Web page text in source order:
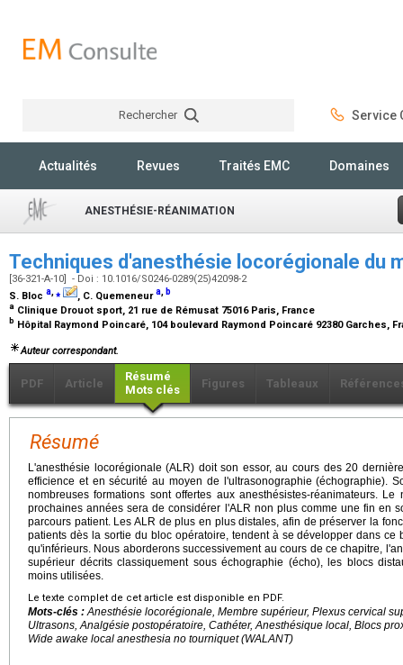
Rechercher Service
Actualités Revues Traités EMC Domaines
ANESTHÉSIE-RÉANIMATION
Techniques d'anesthésie locorégionale du
[36-321-A-10] - Doi : 10.1016/S0246-0289(25)42098-2
S. Bloc a,⁎ , C. Quemeneura, b
a Clinique Drouot sport, 21 rue de Rémusat 75016 Paris, France
b Hôpital Raymond Poincaré, 104 boulevard Raymond Poincaré 92380 Garches,
Auteur correspondant.
PDF Article
Résumé
Mots clés
Figures Tableaux
Résumé
L'anesthésie locorégionale (ALR) doit son essor, au cours des 20
efficience et en sécurité au moyen de l'ultrasonographie (échographie).
nombreuses formations sont offertes aux anesthésistes-réanimateurs.
prochaines années sera de considérer l'ALR non plus comme une fin en
parcours patient. Les ALR de plus en plus distales, afin de préserver la
patients dès la sortie du bloc opératoire, tendent à se développer dans ce
qu'inférieurs. Nous aborderons successivement au cours de ce chapitre,
supérieur décrits classiquement sous échographie (écho), les blocs
moins utilisées.
Le texte complet de cet article est disponible en PDF.
Mots-clés :Anesthésie locorégionale, Membre supérieur, Plexus cervical
Ultrasons, Analgésie postopératoire, Cathéter, Anesthésique local, Blocs
Wide awake local anesthesia no tourniquet(WALANT)